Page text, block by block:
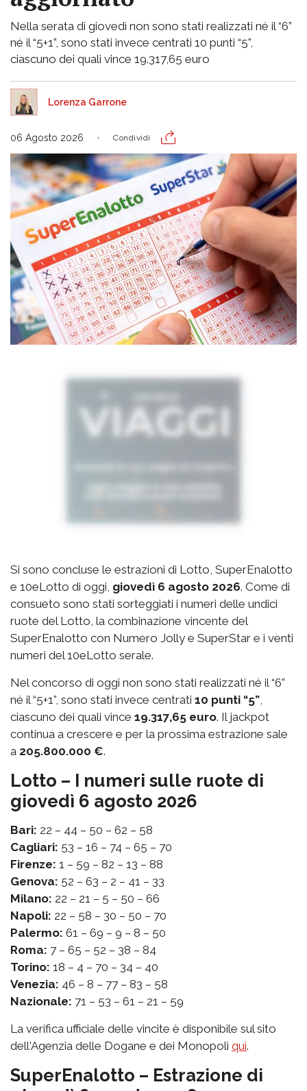
Nella serata di giovedì non sono stati realizzati né il “6”
né il “5+1”, sono stati invece centrati 10 punti “5”,
ciascuno dei quali vince 19.317,65 euro
Lorenza Garrone
06 Agosto 2026 Condividi
Si sono concluse le estrazioni di Lotto, SuperEnalotto
e 10eLotto di oggi, giovedì 6 agosto 2026. Come di
consueto sono stati sorteggiati i numeri delle undici
ruote del Lotto, la combinazione vincente del
SuperEnalotto con Numero Jolly e SuperStar e i venti
numeri del 10eLotto serale.
Nel concorso di oggi non sono stati realizzati né il “6”
né il “5+1”, sono stati invece centrati 10 punti “5”
ciascuno dei quali vince 19.317,65 euro. Il jackpot
continua a crescere e per la prossima estrazione sale
a 205.800.000 €.
Lotto – I numeri sulle ruote di
giovedì 6 agosto 2026
Bari: 22 – 44 – 50 – 62 – 58
Cagliari: 53 – 16 – 74 – 65 – 70
Firenze: 1 – 59 – 82 – 13 – 88
Genova: 52 – 63 – 2 – 41 – 33
Milano: 22 – 21 – 5 – 50 – 66
Napoli: 22 – 58 – 30 – 50 – 70
Palermo: 61 – 69 – 9 – 8 – 50
Roma: 7 – 65 – 52 – 38 – 84
Torino: 18 – 4 – 70 – 34 – 40
Venezia: 46 – 8 – 77 – 83 – 58
Nazionale: 71 – 53 – 61 – 21 – 59
La verifica ufficiale delle vincite è disponibile sul sito
dell'Agenzia delle Dogane e dei Monopoli qui.
SuperEnalotto – Estrazione di